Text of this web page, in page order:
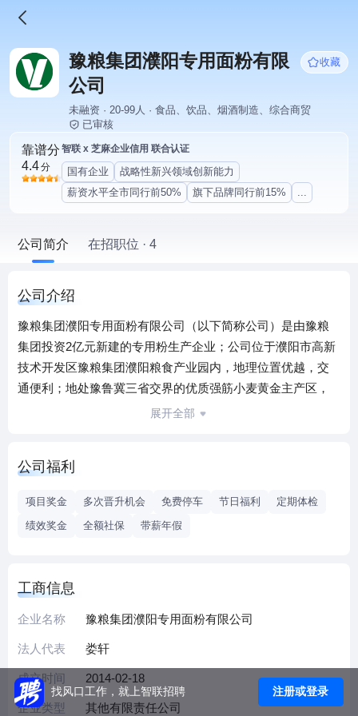
豫粮集团濮阳专用面粉有限
公司
收藏
未融资 · 20-99人 · 食品、饮品、烟酒制造、综合商贸
已审核
靠谱分
4.4分
智联 x 芝麻企业信用 联合认证
国有企业
战略性新兴领域创新能力
薪资水平全市同行前50%
旗下品牌同行前15% ...
公司简介 在招职位 · 4
公司介绍
豫粮集团濮阳专用面粉有限公司（以下简称公司）是由豫粮
集团投资2亿元新建的专用粉生产企业；公司位于濮阳市高新
技术开发区豫粮集团濮阳粮食产业园内，地理位置优越，交
通便利；地处豫鲁冀三省交界的优质强筋小麦黄金主产区，
大广、德商、南林、范辉“二纵两横”高速公路内联外通，与山
烘焙食品技术研发服务为一体的企业，产业链条延伸至优质
健康粮油食品供应商。公司地处黄河冲积平原，位于中国优
质小麦黄金走廊核心区域，小麦原料物产丰富；豫鲁冀三省
原粮；具有原粮进口贸易资质，全球范围内采购美国、加拿
大、澳大利亚等国外优质进口上等粮源，从源头保障原粮品
质。
展开全部
公司福利
项目奖金 多次晋升机会 免费停车 节日福利
定期体检
绩效奖金
全额社保 带薪年假
工商信息
企业名称 豫粮集团濮阳专用面粉有限公司
法人代表 娄轩
成立时间 2014-02-18
企业类型 其他有限责任公司
找风口工作，就上智联招聘 注册或登录